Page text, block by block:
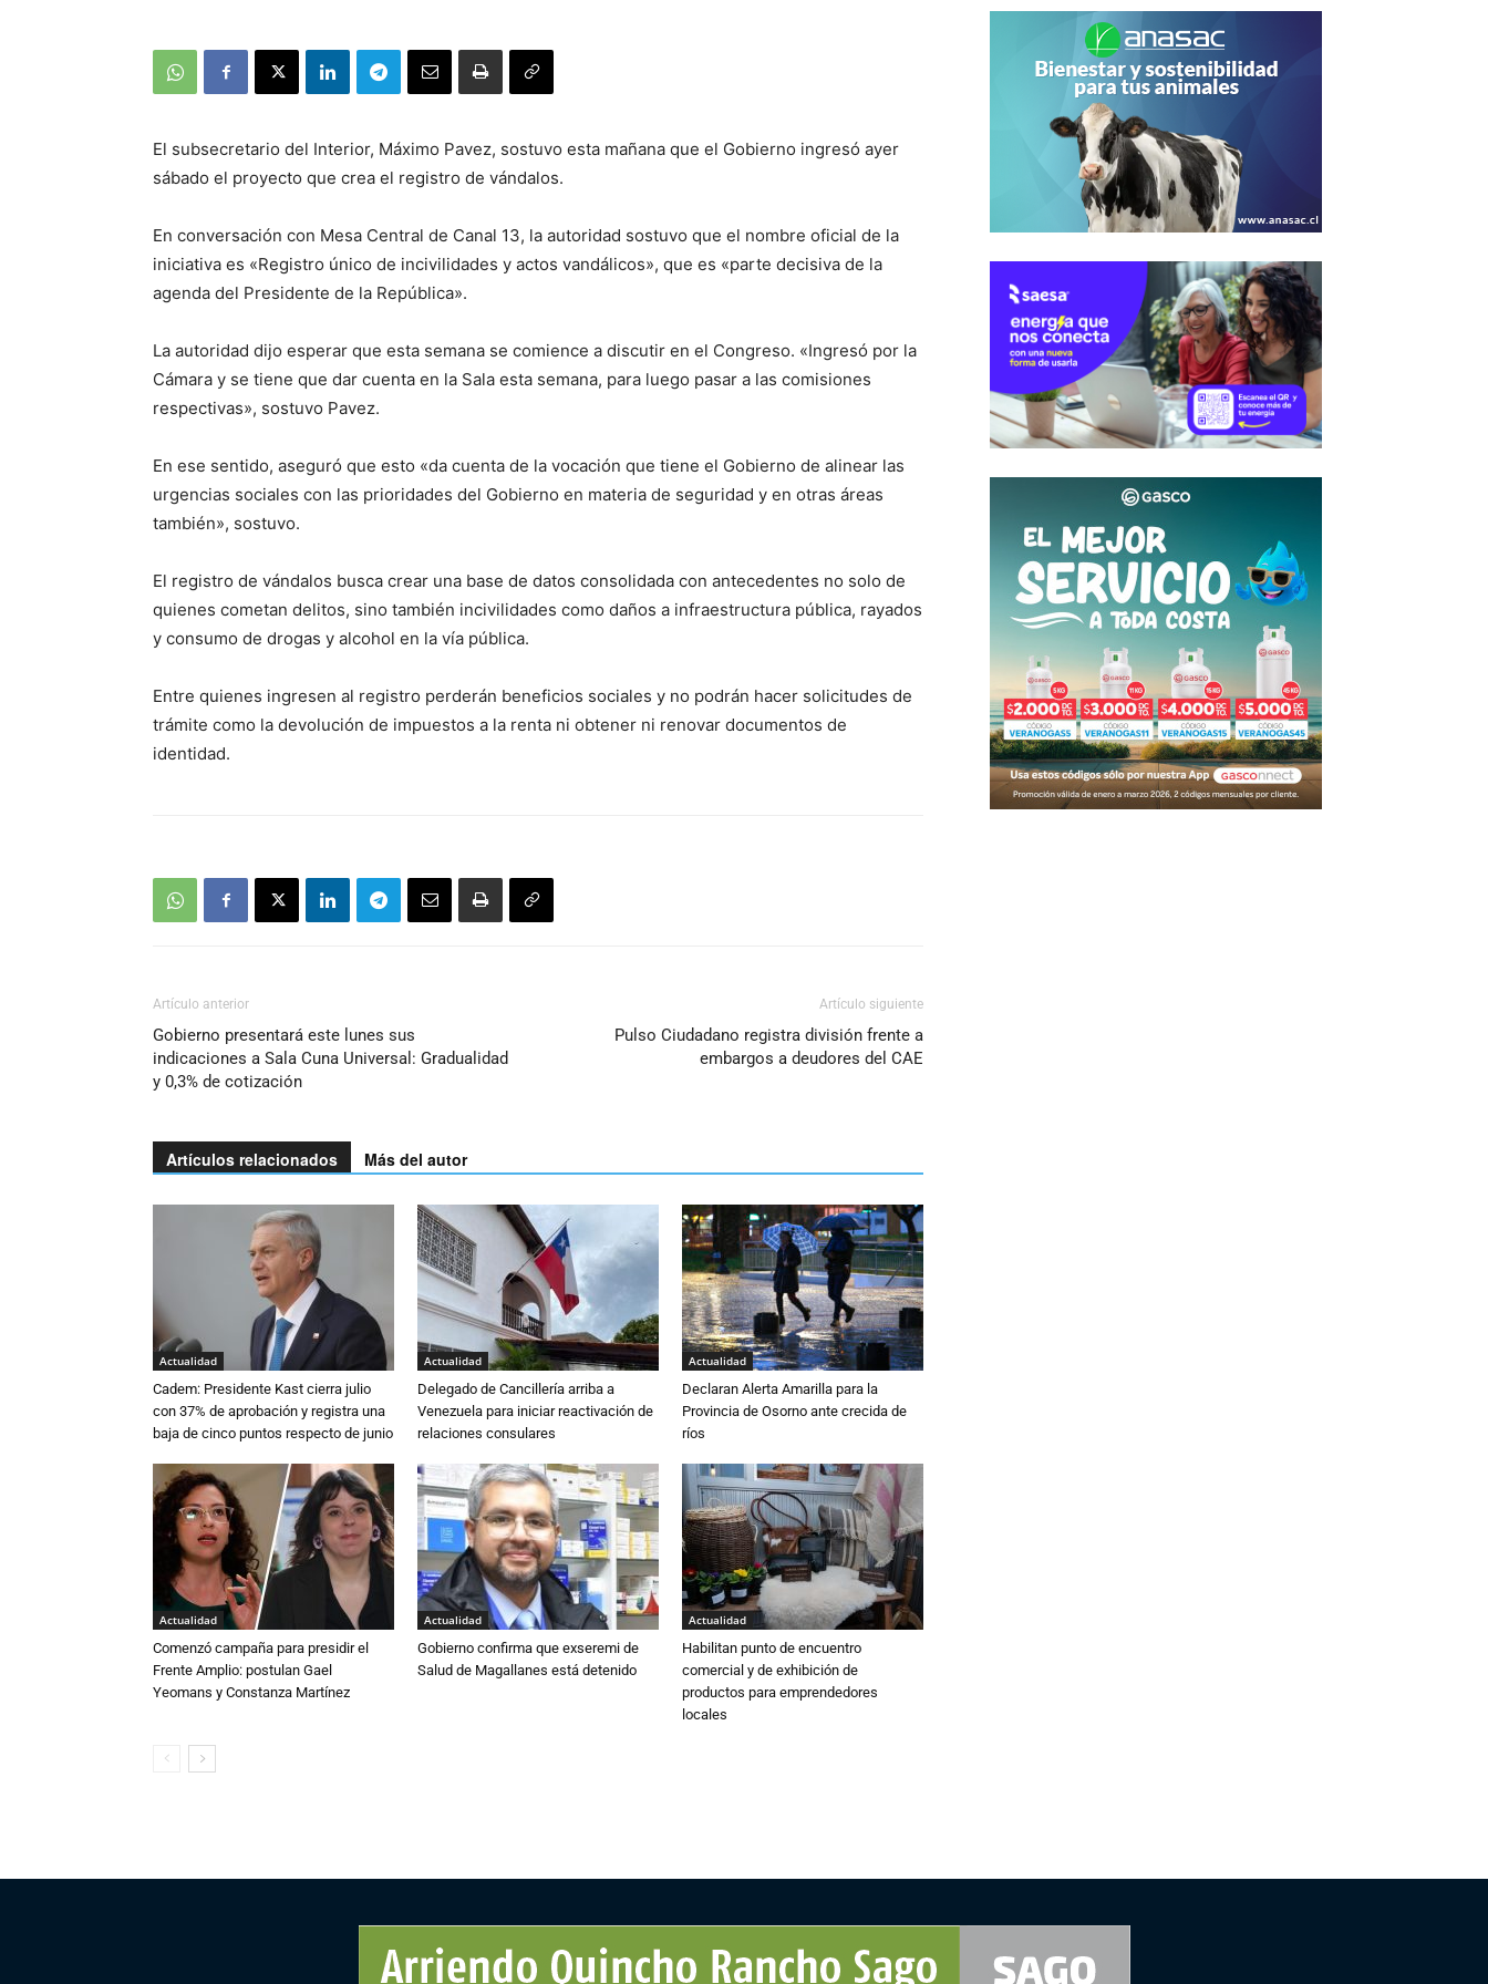
El subsecretario del Interior, Máximo Pavez, sostuvo esta mañana que el Gobierno ingresó ayer
sábado el proyecto que crea el registro de vándalos.
En conversación con Mesa Central de Canal 13, la autoridad sostuvo que el nombre oficial de la
iniciativa es «Registro único de incivilidades y actos vandálicos», que es «parte decisiva de la
agenda del Presidente de la República».
La autoridad dijo esperar que esta semana se comience a discutir en el Congreso. «Ingresó por la
Cámara y se tiene que dar cuenta en la Sala esta semana, para luego pasar a las comisiones
respectivas», sostuvo Pavez.
En ese sentido, aseguró que esto «da cuenta de la vocación que tiene el Gobierno de alinear las
urgencias sociales con las prioridades del Gobierno en materia de seguridad y en otras áreas
también», sostuvo.
El registro de vándalos busca crear una base de datos consolidada con antecedentes no solo de
quienes cometan delitos, sino también incivilidades como daños a infraestructura pública, rayados
y consumo de drogas y alcohol en la vía pública.
Entre quienes ingresen al registro perderán beneficios sociales y no podrán hacer solicitudes de
trámite como la devolución de impuestos a la renta ni obtener ni renovar documentos de
identidad.
Artículo anterior
Gobierno presentará este lunes sus
indicaciones a Sala Cuna Universal: Gradualidad
y 0,3% de cotización
Artículo siguiente
Pulso Ciudadano registra división frente a
embargos a deudores del CAE
Artículos relacionados Más del autor
Actualidad
Cadem: Presidente Kast cierra julio
con 37% de aprobación y registra una
baja de cinco puntos respecto de junio
Actualidad
Delegado de Cancillería arriba a
Venezuela para iniciar reactivación de
relaciones consulares
Actualidad
Declaran Alerta Amarilla para la
Provincia de Osorno ante crecida de
ríos
Actualidad
Comenzó campaña para presidir el
Frente Amplio: postulan Gael
Yeomans y Constanza Martínez
Actualidad
Gobierno confirma que exseremi de
Salud de Magallanes está detenido
Actualidad
Habilitan punto de encuentro
comercial y de exhibición de
productos para emprendedores
locales